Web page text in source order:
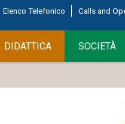
Elenco Telefonico Calls and
DIDATTICA SOCIETÀ